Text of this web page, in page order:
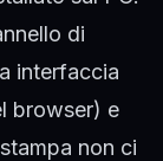
di
interfaccia
browser) e
non ci